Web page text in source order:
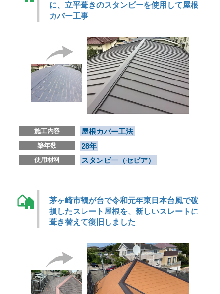
に、立平葺きのスタンビーを使用して屋根
カバー工事
施工内容 屋根カバー工法
築年数 28年
使用材料 スタンビー（セピア）
茅ヶ崎市鶴が台で令和元年東日本台風で破
損したスレート屋根を、新しいスレートに
葺き替えて復旧しました